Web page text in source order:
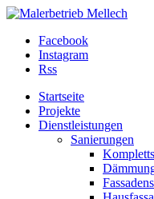
Facebook
Instagram
Rss
Startseite
Projekte
Dienstleistungen
Sanierungen